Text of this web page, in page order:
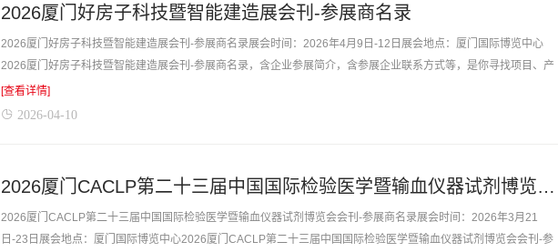
2026厦门好房子科技暨智能建造展会刊-参展商名录
2026厦门好房子科技暨智能建造展会刊-参展商名录展会时间：2026年4月9日-12日展会地点：厦门国际博览中心
2026厦门好房子科技暨智能建造展会刊-参展商名录，含企业参展简介，含参展企业联系方式等，是你寻找项目、产
品与厂商货源的最佳帮手。不用再东奔西跑，你...
[查看详情]
2026-04-10
2026厦门CACLP第二十三届中国国际检验医学暨输血仪器试剂博览会会刊-IVD参展商名录
2026厦门CACLP第二十三届中国国际检验医学暨输血仪器试剂博览会会刊-参展商名录展会时间：2026年3月21
日-23日展会地点：厦门国际博览中心2026厦门CACLP第二十三届中国国际检验医学暨输血仪器试剂博览会会刊-参